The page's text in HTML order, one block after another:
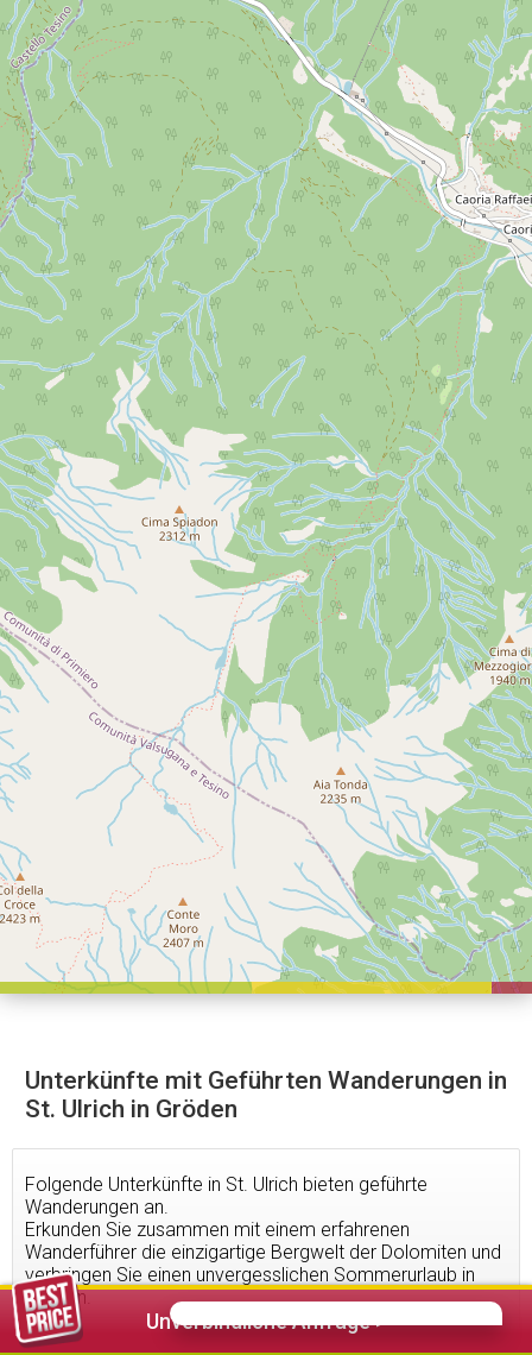
Unterkünfte mit Geführten Wanderungen in
St. Ulrich in Gröden
Folgende Unterkünfte in St. Ulrich bieten geführte
Wanderungen an.
Erkunden Sie zusammen mit einem erfahrenen
Wanderführer die einzigartige Bergwelt der Dolomiten und
verbringen Sie einen unvergesslichen Sommerurlaub in
Gröden.
23Unterkünfte gefunden
Unverbindliche Anfrage >